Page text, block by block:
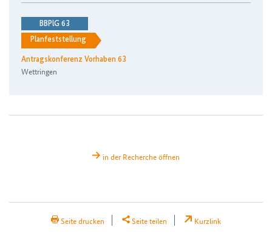
BBPlG 63
Planfeststellung
Antragskonferenz Vorhaben 63
Wettringen
in der Recherche öffnen
Seite drucken Seite teilen Kurzlink